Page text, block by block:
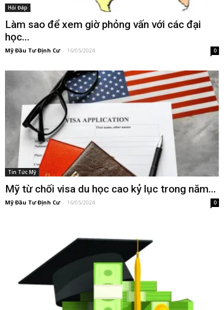
Hỏi Đáp
Làm sao để xem giờ phỏng vấn với các đại
học...
Mỹ Đầu Tư Định Cư - 16/05/2024 0
Tin Tức Mỹ
Mỹ từ chối visa du học cao kỷ lục trong năm...
Mỹ Đầu Tư Định Cư - 16/05/2024 0